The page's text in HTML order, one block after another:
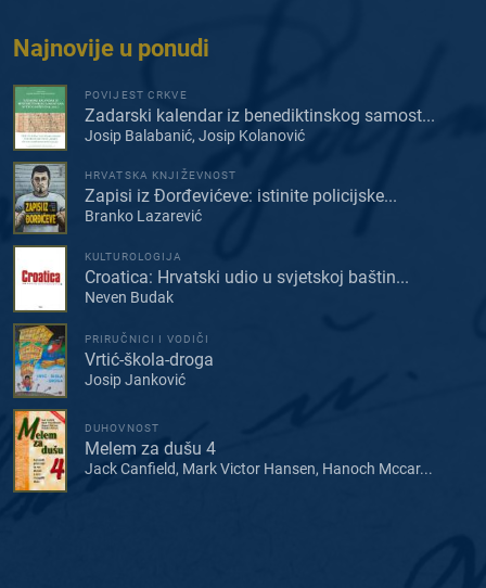
Najnovije u ponudi
POVIJEST CRKVE
Zadarski kalendar iz benediktinskog samost...
Josip Balabanić, Josip Kolanović
HRVATSKA KNJIŽEVNOST
Zapisi iz Đorđevićeve: istinite policijske...
Branko Lazarević
KULTUROLOGIJA
Croatica: Hrvatski udio u svjetskoj baštin...
Neven Budak
PRIRUČNICI I VODIČI
Vrtić-škola-droga
Josip Janković
DUHOVNOST
Melem za dušu 4
Jack Canfield, Mark Victor Hansen, Hanoch Mccar...